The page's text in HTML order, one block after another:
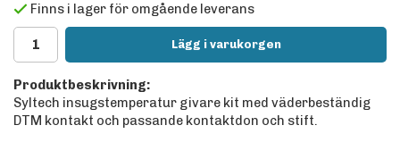
Finns i lager för omgående leverans
Lägg i varukorgen
Produktbeskrivning:
Syltech insugstemperatur givare kit med väderbeständig
DTM kontakt och passande kontaktdon och stift.